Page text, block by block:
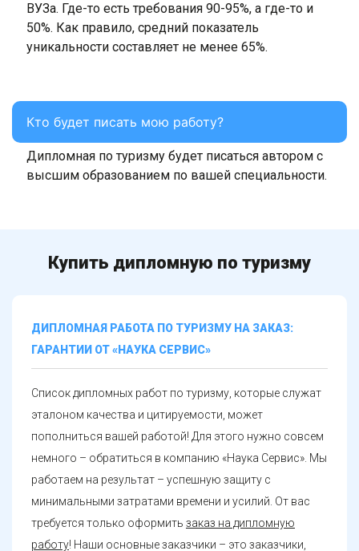
ВУЗа. Где-то есть требования 90-95%, а где-то и
50%. Как правило, средний показатель
уникальности составляет не менее 65%.
Кто будет писать мою работу?
Дипломная по туризму будет писаться автором с
высшим образованием по вашей специальности.
Купить дипломную по туризму
ДИПЛОМНАЯ РАБОТА ПО ТУРИЗМУ НА ЗАКАЗ:
ГАРАНТИИ ОТ «НАУКА СЕРВИС»
Список дипломных работ по туризму, которые служат
эталоном качества и цитируемости, может
пополниться вашей работой! Для этого нужно совсем
немного – обратиться в компанию «Наука Сервис». Мы
работаем на результат – успешную защиту с
минимальными затратами времени и усилий. От вас
требуется только оформить заказ на дипломную
работу! Наши основные заказчики – это заказчики,